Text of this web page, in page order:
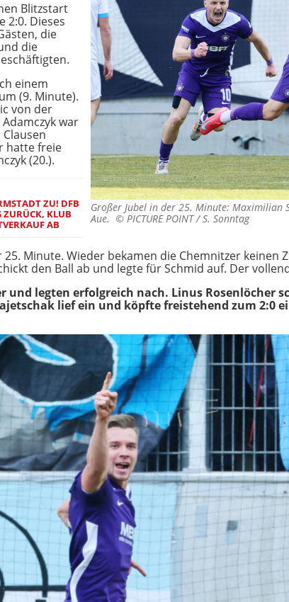
Großer Jubel in der 25. Minute: Maximilian
Aue. © PICTURE POINT / S. Sonntag
Blitzstart
2:0. Dieses
die
die
einem
(9. Minute).
von der
war
hatte freie
(20.).
ZU! DFB
ZURÜCK, KLUB
AB
Minute. Wieder bekamen die Chemnitzer keinen
den Ball ab und legte für Schmid auf. Der
und legten erfolgreich nach. Linus Rosenlöcher
lief ein und köpfte freistehend zum 2:0